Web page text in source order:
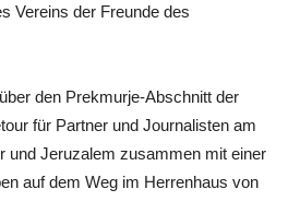
Vereins der Freunde des
den Prekmurje-Abschnitt der
für Partner und Journalisten am
und Jeruzalem zusammen mit einer
auf dem Weg im Herrenhaus von